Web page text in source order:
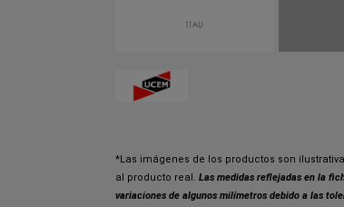
*Las imágenes de los productos son
al producto real. Las medidas reflejadas en la
variaciones de algunos milímetros debido a las